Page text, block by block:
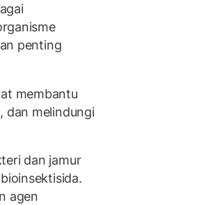
penting
membantu
dan melindungi
dan jamur
agen